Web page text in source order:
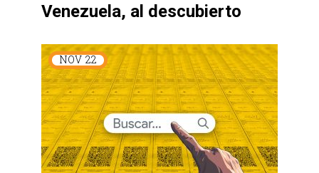
Venezuela, al descubierto
NOV 22